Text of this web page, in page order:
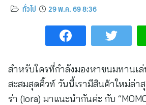
ทั่วไป 29 พ.ค. 69 8:36
สำหรับใครที่กำลังมองหาขนมทานเ
สะสมสุดคิ้วท์ วันนี้เรามีสินค้าใหม่ล่า
ร่า (iora) มาแนะนำกันค่ะ กับ